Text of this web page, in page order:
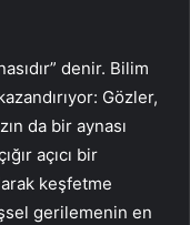
denir. Bilim
Gözler,
da bir aynası
açıcı bir
keşfetme
gerilemenin en